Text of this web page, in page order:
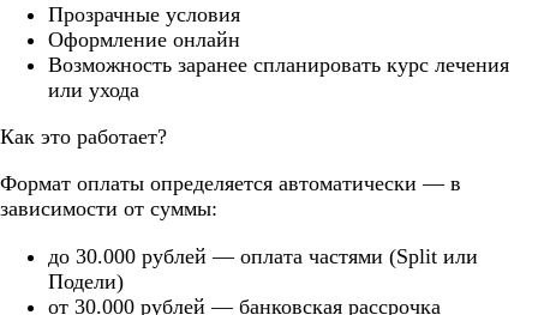
Прозрачные условия
Оформление онлайн
Возможность заранее спланировать курс лечения
или ухода
Как это работает?
Формат оплаты определяется автоматически — в
зависимости от суммы:
до 30.000 рублей — оплата частями (Split или
Подели)
от 30.000 рублей — банковская рассрочка